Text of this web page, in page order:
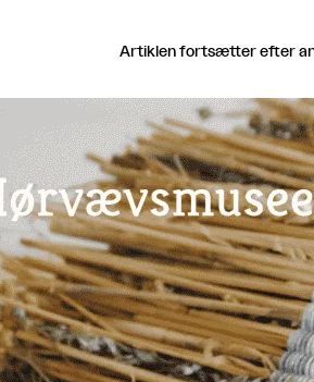
Artiklen fortsætter efter